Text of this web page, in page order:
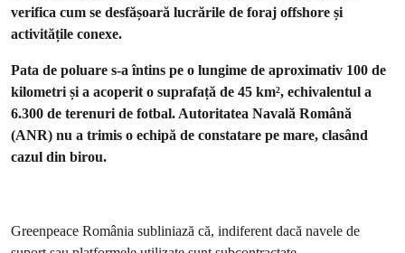
verifica cum se desfășoară lucrările de foraj offshore și
activitățile conexe.
Pata de poluare s-a întins pe o lungime de aproximativ 100 de
kilometri și a acoperit o suprafață de 45 km², echivalentul a
6.300 de terenuri de fotbal. Autoritatea Navală Română
(ANR) nu a trimis o echipă de constatare pe mare, clasând
cazul din birou.
Greenpeace România subliniază că, indiferent dacă navele de